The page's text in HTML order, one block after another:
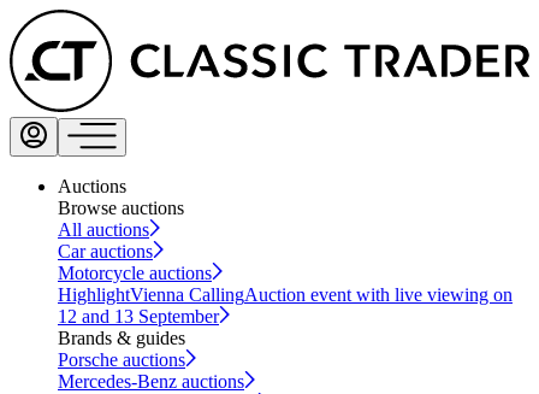
Auctions
Browse auctions
All auctions
Car auctions
Motorcycle auctions
HighlightVienna CallingAuction event with live viewing on
12 and 13 September
Brands & guides
Porsche auctions
Mercedes-Benz auctions